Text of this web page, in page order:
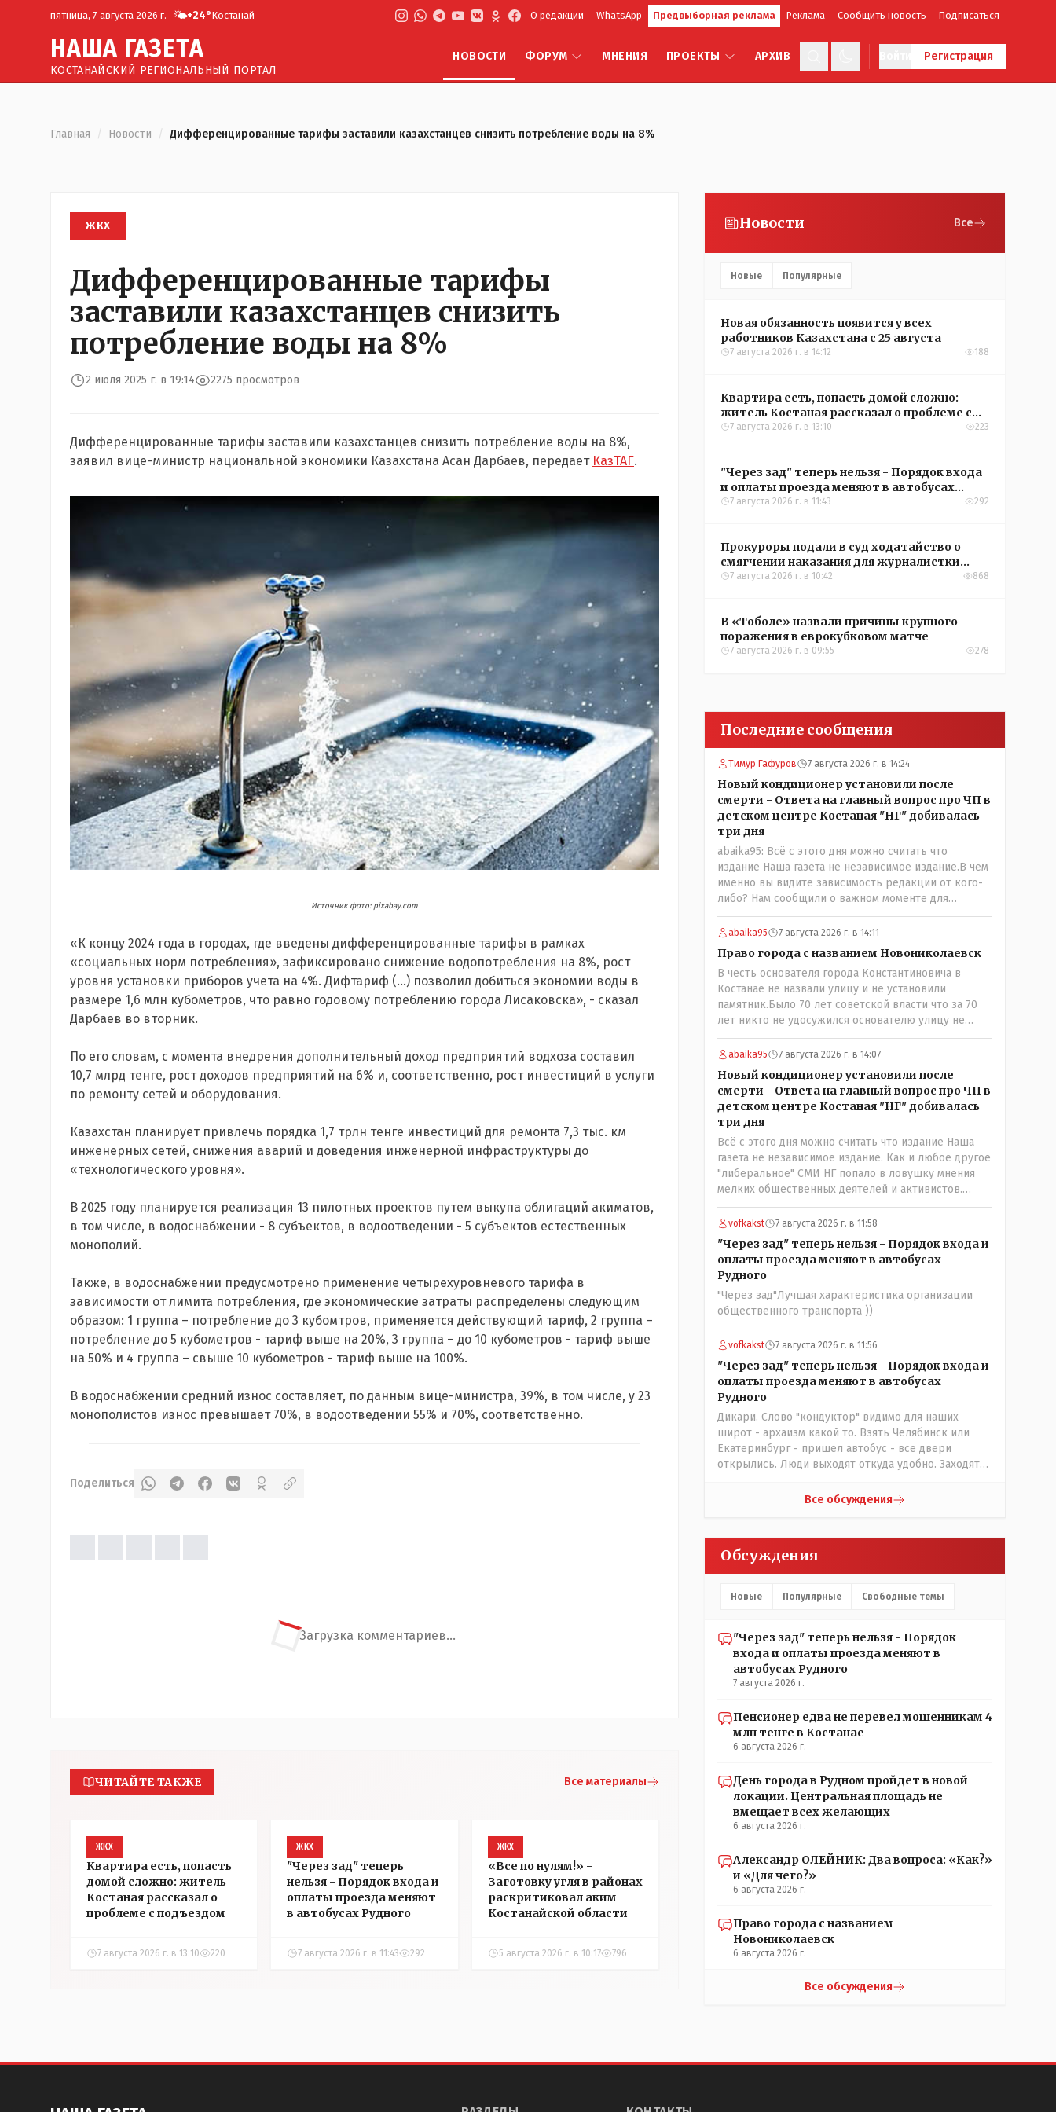
пятница, 7 августа 2026 г. 🌤️+24°Костанай О редакции WhatsApp Предвыборная реклама Реклама Сообщить новость Подписаться
НАША ГАЗЕТА
КОСТАНАЙСКИЙ РЕГИОНАЛЬНЫЙ ПОРТАЛ
НОВОСТИ ФОРУМ МНЕНИЯ ПРОЕКТЫ АРХИВ Регистрация
Главная / Новости / Дифференцированные тарифы заставили казахстанцев снизить потребление воды на 8%
ЖКХ
Дифференцированные тарифы
заставили казахстанцев снизить
потребление воды на 8%
2 июля 2025 г. в 19:14 2275 просмотров
Дифференцированные тарифы заставили казахстанцев снизить потребление воды на 8%,
заявил вице-министр национальной экономики Казахстана Асан Дарбаев, передает КазТАГ.
Источник фото: pixabay.com
«К концу 2024 года в городах, где введены дифференцированные тарифы в рамках
«социальных норм потребления», зафиксировано снижение водопотребления на 8%, рост
уровня установки приборов учета на 4%. Дифтариф (…) позволил добиться экономии воды в
размере 1,6 млн кубометров, что равно годовому потреблению города Лисаковска», - сказал
Дарбаев во вторник.
По его словам, с момента внедрения дополнительный доход предприятий водхоза составил
10,7 млрд тенге, рост доходов предприятий на 6% и, соответственно, рост инвестиций в услуги
по ремонту сетей и оборудования.
Казахстан планирует привлечь порядка 1,7 трлн тенге инвестиций для ремонта 7,3 тыс. км
инженерных сетей, снижения аварий и доведения инженерной инфраструктуры до
«технологического уровня».
В 2025 году планируется реализация 13 пилотных проектов путем выкупа облигаций акиматов,
в том числе, в водоснабжении - 8 субъектов, в водоотведении - 5 субъектов естественных
монополий.
Также, в водоснабжении предусмотрено применение четырехуровневого тарифа в
зависимости от лимита потребления, где экономические затраты распределены следующим
образом: 1 группа – потребление до 3 кубомтров, применяется действующий тариф, 2 группа –
потребление до 5 кубометров - тариф выше на 20%, 3 группа – до 10 кубометров - тариф выше
на 50% и 4 группа – свыше 10 кубометров - тариф выше на 100%.
В водоснабжении средний износ составляет, по данным вице-министра, 39%, в том числе, у 23
монополистов износ превышает 70%, в водоотведении 55% и 70%, соответственно.
Поделиться
Загрузка комментариев...
ЧИТАЙТЕ ТАКЖЕ Все материалы
ЖКХ
Квартира есть, попасть
домой сложно: житель
Костаная рассказал о
проблеме с подъездом
7 августа 2026 г. в 13:10 220
ЖКХ
"Через зад" теперь
нельзя - Порядок входа и
оплаты проезда меняют
в автобусах Рудного
7 августа 2026 г. в 11:43 292
ЖКХ
«Все по нулям!» -
Заготовку угля в районах
раскритиковал аким
Костанайской области
5 августа 2026 г. в 10:17 796
Новости Все
Новые Популярные
Новая обязанность появится у всех
работников Казахстана с 25 августа
7 августа 2026 г. в 14:12 188
Квартира есть, попасть домой сложно:
житель Костаная рассказал о проблеме с
подъездом
7 августа 2026 г. в 13:10 223
"Через зад" теперь нельзя - Порядок входа
и оплаты проезда меняют в автобусах
Рудного
7 августа 2026 г. в 11:43 292
Прокуроры подали в суд ходатайство о
смягчении наказания для журналистки
Александры Алёховой
7 августа 2026 г. в 10:42 868
В «Тоболе» назвали причины крупного
поражения в еврокубковом матче
7 августа 2026 г. в 09:55 278
Последние сообщения
Тимур Гафуров 7 августа 2026 г. в 14:24
Новый кондиционер установили после
смерти - Ответа на главный вопрос про ЧП в
детском центре Костаная "НГ" добивалась
три дня
abaika95: Всё с этого дня можно считать что
издание Наша газета не независимое издание.В чем
именно вы видите зависимость редакции от кого-
либо? Нам сообщили о важном моменте для
описываемой истории. И редакция отреагировала
бы дополнительным исследованием на такие
редакция не будет. Но мы будем публиковать
полную и объективную информацию. А потом
продолжать тему. если выяснятся новые
обстоятельства.
abaika95 7 августа 2026 г. в 14:11
Право города с названием Новониколаевск
В честь основателя города Константиновича в
Костанае не назвали улицу и не установили
памятник.Было 70 лет советской власти что за 70
лет никто не удосужился основателю улицу не
назвать? Не комильфо было генерал-губернаторам
улицы дарить? При СССР что то знали о нем такое
нехорошее? Ну и сейчас значит не надо. Обойдёмся
как-нибудь vofkakst: Где ономасты, которые топят
за возвращение исторических названийТак
вернули же историческое Кустанай коренное
название городишка
abaika95 7 августа 2026 г. в 14:07
Новый кондиционер установили после
смерти - Ответа на главный вопрос про ЧП в
детском центре Костаная "НГ" добивалась
три дня
Всё с этого дня можно считать что издание Наша
газета не независимое издание. Как и любое другое
"либеральное" СМИ НГ попало в ловушку мнения
мелких общественных деятелей и активистов.
Теперь любой активист и НПОшник будет поносить
и диктовать условия газете информационно
бомбордируя ее пока та не начнет писать "как
надо" определенному кругу лиц. Редакторская
политика, коллектив журналистов уже ниче не
значат. Прискорбно и иронично
vofkakst 7 августа 2026 г. в 11:58
"Через зад" теперь нельзя - Порядок входа и
оплаты проезда меняют в автобусах
Рудного
"Через зад"Лучшая характеристика организации
общественного транспорта ))
vofkakst 7 августа 2026 г. в 11:56
"Через зад" теперь нельзя - Порядок входа и
оплаты проезда меняют в автобусах
Рудного
Дикари. Слово "кондуктор" видимо для наших
широт - архаизм какой то. Взять Челябинск или
Екатеринбург - пришел автобус - все двери
открылись. Люди выходят откуда удобно. Заходят
каждой двери есть валидатор), либо кондуктор
Кондуктор - помимо удобства - несомненно
рабочие места. Сколько людей можно
трудоустроить? Но зачем, когда водитель должен и
на дорогу смотреть, и оплату контролировать , и (в
нас прогресс почему-то идет с регрессом рука об
руку. Любую хорошую задумку умудряемся
похерить(
Все обсуждения
Обсуждения
Новые Популярные Свободные темы
"Через зад" теперь нельзя - Порядок
входа и оплаты проезда меняют в
автобусах Рудного
7 августа 2026 г.
Пенсионер едва не перевел мошенникам 4
млн тенге в Костанае
6 августа 2026 г.
День города в Рудном пройдет в новой
локации. Центральная площадь не
вмещает всех желающих
6 августа 2026 г.
Александр ОЛЕЙНИК: Два вопроса: «Как?»
и «Для чего?»
6 августа 2026 г.
Право города с названием
Новониколаевск
6 августа 2026 г.
Все обсуждения